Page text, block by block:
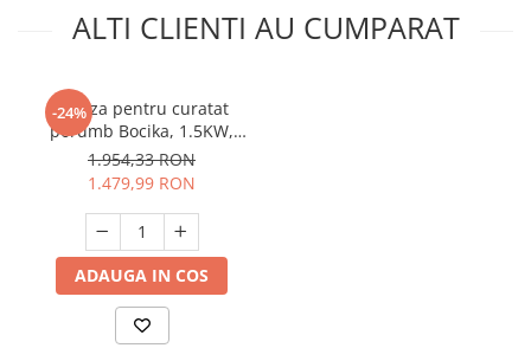
Incubatoare oua
ALTI CLIENTI AU CUMPARAT
-24%
Batoza pentru curatat
porumb Bocika, 1.5KW,
2900 RPM, 600KG/h
1.954,33 RON
1.479,99 RON
ADAUGA IN COS